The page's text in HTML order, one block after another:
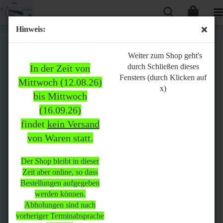
Hinweis:
In der Zeit von
Mittwoch (12.08.26)
bis Mittwoch
(16.09.26)
findet kein Versand
von Waren statt.
Der Shop bleibt in dieser
Zeit aber online, so dass
Bestellungen aufgegeben
werden können.
Abholungen sind nach
vorheriger Terminabsprache
Weiter zum Shop geht's
durch Schließen dieses
Fensters (durch Klicken auf
x)
Bitte
beachten:
In der Zeit von Mittwoch
(12.08.26) bis Mittwoch
(16.09.26)
statt.
Der Shop bleibt in dieser Zeit
aber online, so dass
Bestellungen aufgegeben
werden können.